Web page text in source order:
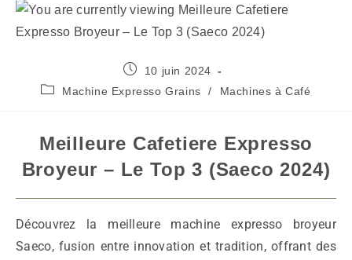
10 juin 2024
Machine Expresso Grains
/ Machines à Café
Meilleure Cafetiere Expresso
Broyeur – Le Top 3 (Saeco 2024)
Découvrez la meilleure machine expresso broyeur
Saeco, fusion entre innovation et tradition, offrant des